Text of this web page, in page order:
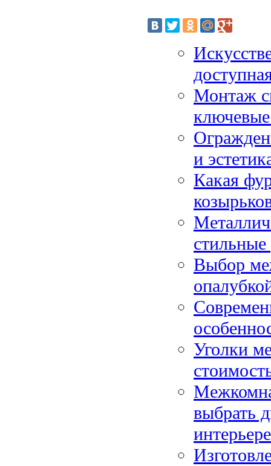
Монтаж
и
Какая
Выбор
Уголки
выбрать
интерьере